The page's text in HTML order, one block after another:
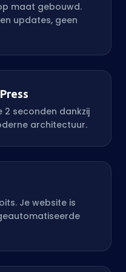
maat gebouwd.
updates, geen
2 seconden dankzij
architectuur.
Je website is